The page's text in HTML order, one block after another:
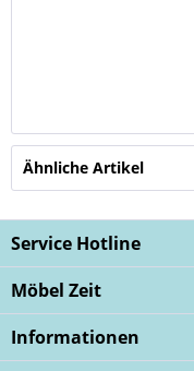
Ähnliche Artikel
Service Hotline
Möbel Zeit
Informationen